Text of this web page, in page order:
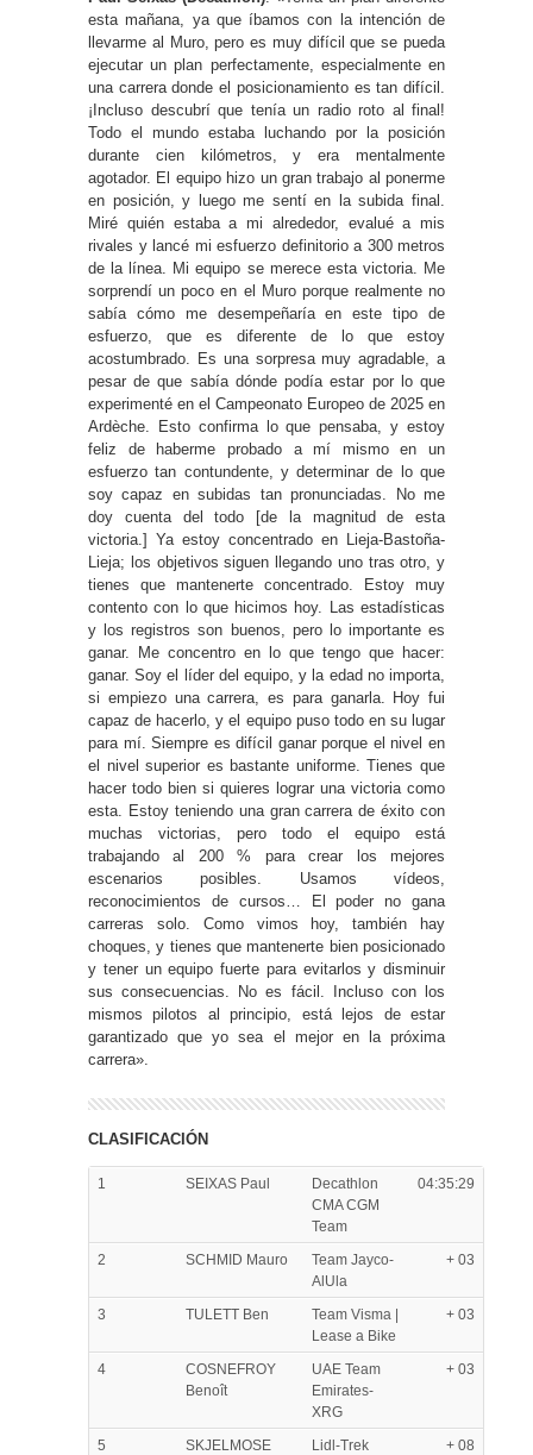
esta mañana, ya que íbamos con la intención de
llevarme al Muro, pero es muy difícil que se pueda
ejecutar un plan perfectamente, especialmente en
una carrera donde el posicionamiento es tan difícil.
¡Incluso descubrí que tenía un radio roto al final!
Todo el mundo estaba luchando por la posición
durante cien kilómetros, y era mentalmente
agotador. El equipo hizo un gran trabajo al ponerme
en posición, y luego me sentí en la subida final.
Miré quién estaba a mi alrededor, evalué a mis
rivales y lancé mi esfuerzo definitorio a 300 metros
de la línea. Mi equipo se merece esta victoria. Me
sorprendí un poco en el Muro porque realmente no
sabía cómo me desempeñaría en este tipo de
esfuerzo, que es diferente de lo que estoy
acostumbrado. Es una sorpresa muy agradable, a
pesar de que sabía dónde podía estar por lo que
experimenté en el Campeonato Europeo de 2025 en
Ardèche. Esto confirma lo que pensaba, y estoy
feliz de haberme probado a mí mismo en un
esfuerzo tan contundente, y determinar de lo que
soy capaz en subidas tan pronunciadas. No me
doy cuenta del todo [de la magnitud de esta
victoria.] Ya estoy concentrado en Lieja-Bastoña-
Lieja; los objetivos siguen llegando uno tras otro, y
tienes que mantenerte concentrado. Estoy muy
contento con lo que hicimos hoy. Las estadísticas
y los registros son buenos, pero lo importante es
ganar. Me concentro en lo que tengo que hacer:
ganar. Soy el líder del equipo, y la edad no importa,
si empiezo una carrera, es para ganarla. Hoy fui
capaz de hacerlo, y el equipo puso todo en su lugar
para mí. Siempre es difícil ganar porque el nivel en
el nivel superior es bastante uniforme. Tienes que
hacer todo bien si quieres lograr una victoria como
esta. Estoy teniendo una gran carrera de éxito con
muchas victorias, pero todo el equipo está
trabajando al 200 % para crear los mejores
escenarios posibles. Usamos vídeos,
reconocimientos de cursos… El poder no gana
carreras solo. Como vimos hoy, también hay
choques, y tienes que mantenerte bien posicionado
y tener un equipo fuerte para evitarlos y disminuir
sus consecuencias. No es fácil. Incluso con los
mismos pilotos al principio, está lejos de estar
garantizado que yo sea el mejor en la próxima
carrera».
CLASIFICACIÓN
1 SEIXAS Paul
Decathlon
CMA CGM
Team
04:35:29
2 SCHMID Mauro
Team Jayco-
AlUla
+ 03
3 TULETT Ben
Team Visma |
Lease a Bike
+ 03
4
COSNEFROY
Benoît
UAE Team
Emirates-
XRG
+ 03
5
SKJELMOSE
Lidl-Trek + 08